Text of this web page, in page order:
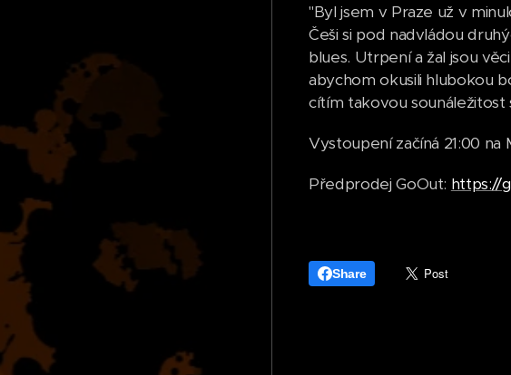
"Byl jsem v Praze už v
Češi si pod nadvládou
blues. Utrpení a žal jsou
abychom okusili hlubokou
cítím takovou sounáležitost
Vystoupení začíná 21:00
Předprodej GoOut: https://
Share